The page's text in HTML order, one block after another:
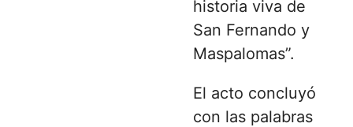
historia viva de
San Fernando y
Maspalomas”.
El acto concluyó
con las palabras